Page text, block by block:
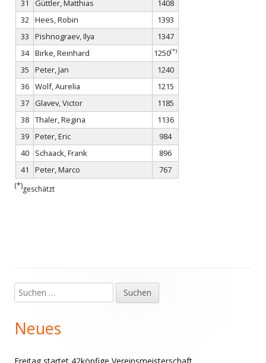
31
Güttler, Matthias
1408
32 Hees, Robin
1393
33
Pishnograev, Ilya
1347
34 Birke, Reinhard 1250(*)
35 Peter, Jan
1240
36 Wolf, Aurelia
1215
37 Glavev, Victor
1185
38 Thaler, Regina
1136
39 Peter, Eric
984
40
Schaack, Frank
896
41
Peter, Marco 767
(*)geschätzt
Haupt-
Seitenleiste
Suchen
nach:
Neues